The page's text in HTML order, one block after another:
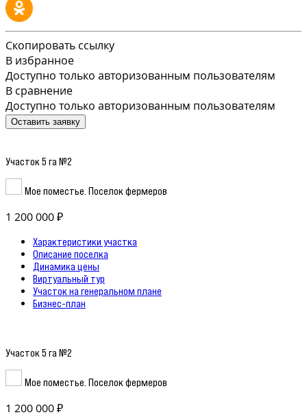
Скопировать ссылку
В избранное
Доступно только авторизованным пользователям
В сравнение
Доступно только авторизованным пользователям
Оставить заявку
Участок 5 га №2
Мое поместье. Поселок фермеров
1 200 000 ₽
Характеристики участка
Описание поселка
Динамика цены
Виртуальный тур
Участок на генеральном плане
Бизнес-план
Участок 5 га №2
Мое поместье. Поселок фермеров
1 200 000 ₽